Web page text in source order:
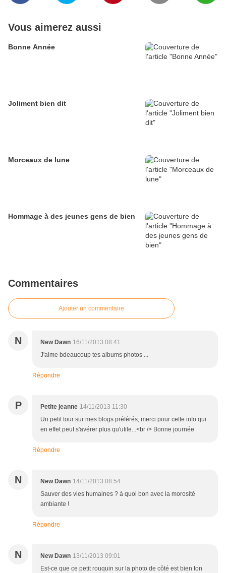
Vous aimerez aussi
Bonne Année
Joliment bien dit
Morceaux de lune
Hommage à des jeunes gens de bien
Commentaires
Ajouter un commentaire
N New Dawn 16/11/2013 08:41
J'aime bdeaucoup tes albums photos ...
Répondre
P Petite jeanne 14/11/2013 11:30
Un petit tour sur mes blogs préférés, merci pour cette info qui
en effet peut s'avérer plus qu'utile...<br /> Bonne journée
Répondre
N New Dawn 14/11/2013 08:54
Sauver des vies humaines ? à quoi bon avec la morosité
ambiante !
Répondre
N New Dawn 13/11/2013 09:01
Est-ce que ce petit rouquin sur la photo de côté est bien ton